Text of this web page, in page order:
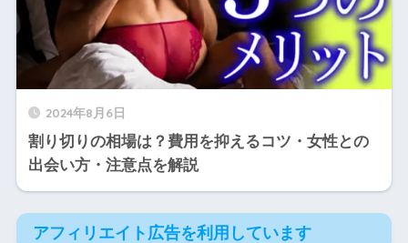
2024年8月6日
割り切りの相場は？費用を抑えるコツ・女性との
出会い方・注意点を解説
アフィリエイト広告を利用しています